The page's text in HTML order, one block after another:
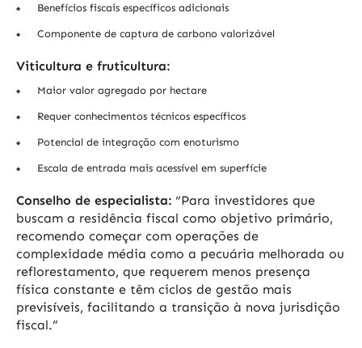
Benefícios fiscais específicos adicionais
Componente de captura de carbono valorizável
Viticultura e fruticultura:
Maior valor agregado por hectare
Requer conhecimentos técnicos específicos
Potencial de integração com enoturismo
Escala de entrada mais acessível em superfície
Conselho de especialista: “Para investidores que
buscam a residência fiscal como objetivo primário,
recomendo começar com operações de
complexidade média como a pecuária melhorada ou
reflorestamento, que requerem menos presença
física constante e têm ciclos de gestão mais
previsíveis, facilitando a transição à nova jurisdição
fiscal.”